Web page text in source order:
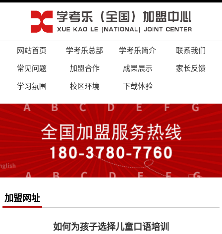
网站首页 学考乐总部 学考乐简介
联系我们
常见问题
加盟合作 成果展示
家长反馈
学习氛围
校区环境 下载体验
加盟网址
如何为孩子选择儿童口语培训